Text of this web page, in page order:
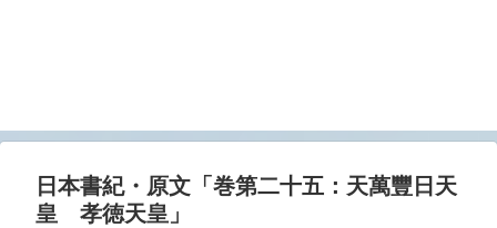
日本書紀・原文「巻第二十五：天萬豐日天
皇 孝徳天皇」